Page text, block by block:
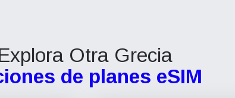
Otra Grecia
de planes eSIM